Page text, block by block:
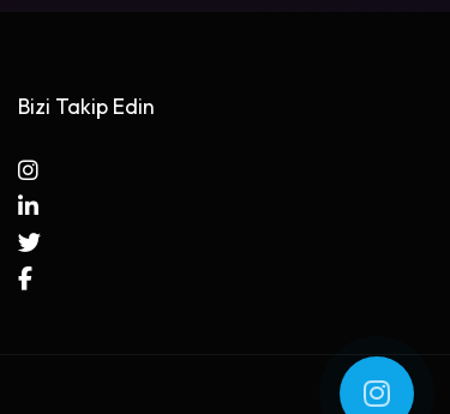
Bizi Takip Edin